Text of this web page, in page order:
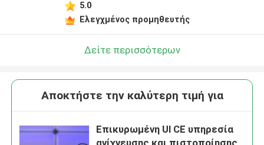
5.0
Ελεγχμένος προμηθευτής
Δείτε περισσότερων
Αποκτήστε την καλύτερη τιμή για
Επικυρωμένη Ul CE υπηρεσία